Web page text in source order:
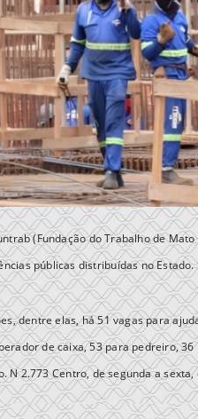
(Fundação do Trabalho de
públicas distribuídas no Estado.
dentre elas, há 51 vagas para
de caixa, 53 para pedreiro,
N 2.773 Centro, de segunda a sexta,